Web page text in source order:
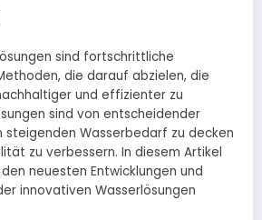
sind fortschrittliche
die darauf abzielen, die
und effizienter zu
sind von entscheidender
steigenden Wasserbedarf zu decken
zu verbessern. In diesem Artikel
neuesten Entwicklungen und
innovativen Wasserlösungen